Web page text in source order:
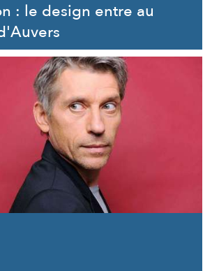
: le design entre au